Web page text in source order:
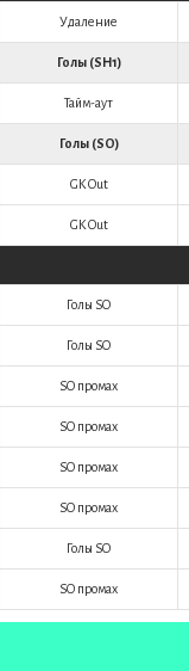
Удаление
Голы (SH1)
Тайм-аут
Голы (SO)
GK Out
GK Out
Голы SO
Голы SO
SO промах
SO промах
SO промах
SO промах
Голы SO
SO промах